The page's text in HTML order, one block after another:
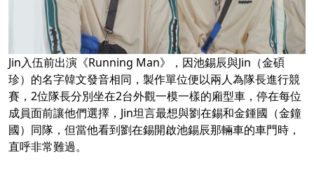
Jin入伍前出演《Running Man》，因池錫辰與Jin（金碩
珍）的名字韓文發音相同，製作單位便以兩人為隊長進行競
賽，2位隊長分別坐在2台外觀一模一樣的廂型車，停在每位
成員面前讓他們選擇，Jin坦言最想與劉在錫和金鍾國（金鐘
國）同隊，但當他看到劉在錫開啟池錫辰那輛車的車門時，
直呼非常難過。